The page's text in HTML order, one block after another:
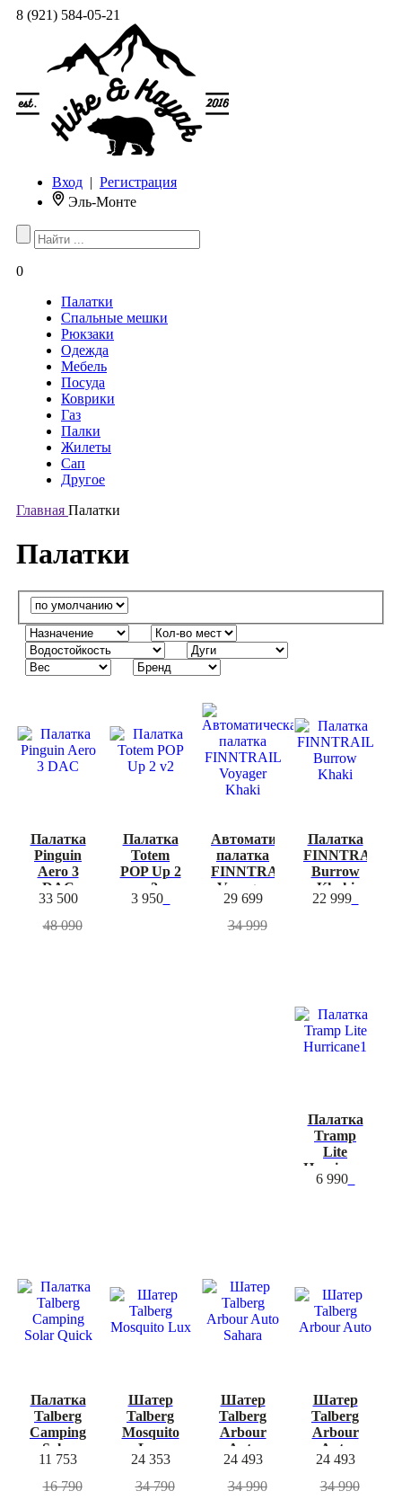
8 (921) 584-05-21
Вход | Регистрация
Эль-Монте
0
Палатки
Спальные мешки
Рюкзаки
Одежда
Мебель
Посуда
Коврики
Газ
Палки
Жилеты
Сап
Другое
Главная Палатки
Палатки
-30%
Палатка
Pinguin
Aero 3
DAC
33 500
48 090
Палатка
Totem
POP Up 2
v2
3 950
Автоматическая
палатка
FINNTRAIL
Voyager
Khaki
29 699
34 999
Палатка
FINNTRAIL
Burrow
Khaki
22 999
Палатка
Tramp
Lite
Hurricane1
6 990
Палатка
Talberg
Camping
Solar
Quick
11 753
16 790
Шатер
Talberg
Mosquito
Lux
24 353
34 790
Шатер
Talberg
Arbour
Auto
Sahara
24 493
34 990
Шатер
Talberg
Arbour
Auto
24 493
34 990
-30%